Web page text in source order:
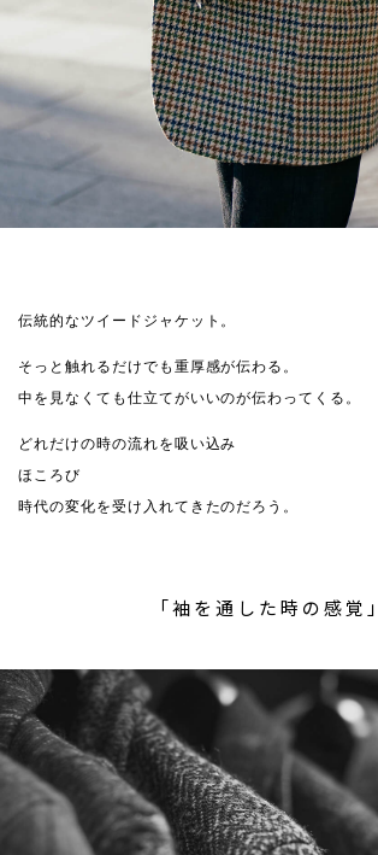
伝統的なツイードジャケット。
そっと触れるだけでも重厚感が伝わる。
中を見なくても仕立てがいいのが伝わってくる。
どれだけの時の流れを吸い込み
ほころび
時代の変化を受け入れてきたのだろう。
「袖を通した時の感覚」